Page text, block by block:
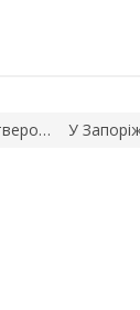
У Запоріжжі з 8